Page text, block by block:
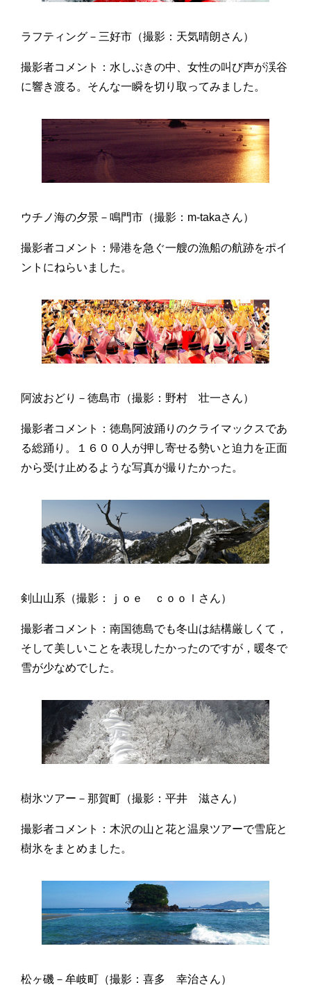
ラフティング－三好市（撮影：天気晴朗さん）
撮影者コメント：水しぶきの中、女性の叫び声が渓谷
に響き渡る。そんな一瞬を切り取ってみました。
ウチノ海の夕景－鳴門市（撮影：m-takaさん）
撮影者コメント：帰港を急ぐ一艘の漁船の航跡をポイ
ントにねらいました。
阿波おどり－徳島市（撮影：野村 壮一さん）
撮影者コメント：徳島阿波踊りのクライマックスであ
る総踊り。１６００人が押し寄せる勢いと迫力を正面
から受け止めるような写真が撮りたかった。
剣山山系（撮影：ｊｏｅ ｃｏｏｌさん）
撮影者コメント：南国徳島でも冬山は結構厳しくて，
そして美しいことを表現したかったのですが，暖冬で
雪が少なめでした。
樹氷ツアー－那賀町（撮影：平井 滋さん）
撮影者コメント：木沢の山と花と温泉ツアーで雪庇と
樹氷をまとめました。
松ヶ磯－牟岐町（撮影：喜多 幸治さん）